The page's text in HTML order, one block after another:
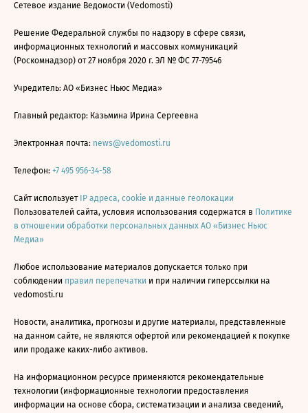
Сетевое издание Ведомости (Vedomosti)
Решение Федеральной службы по надзору в сфере связи,
информационных технологий и массовых коммуникаций
(Роскомнадзор) от 27 ноября 2020 г. ЭЛ № ФС 77-79546
Учредитель: АО «Бизнес Ньюс Медиа»
Главный редактор: Казьмина Ирина Сергеевна
Электронная почта: news@vedomosti.ru
Телефон: +7 495 956-34-58
Сайт использует IP адреса, cookie и данные геолокации
Пользователей сайта, условия использования содержатся в Политике
в отношении обработки персональных данных АО «Бизнес Ньюс
Медиа»
Любое использование материалов допускается только при
соблюдении правил перепечатки и при наличии гиперссылки на
vedomosti.ru
Новости, аналитика, прогнозы и другие материалы, представленные
на данном сайте, не являются офертой или рекомендацией к покупке
или продаже каких-либо активов.
На информационном ресурсе применяются рекомендательные
технологии (информационные технологии предоставления
информации на основе сбора, систематизации и анализа сведений,